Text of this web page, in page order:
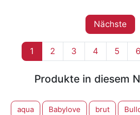
Nächste
1 2 3 4 5 6
Produkte in diesem
aqua Babylove brut